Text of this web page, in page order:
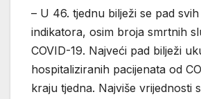
– U 46. tjednu bilježi se pad
indikatora, osim broja smrtnih
COVID-19. Najveći pad bilježi
hospitaliziranih pacijenata od
kraju tjedna. Najviše vrijednosti